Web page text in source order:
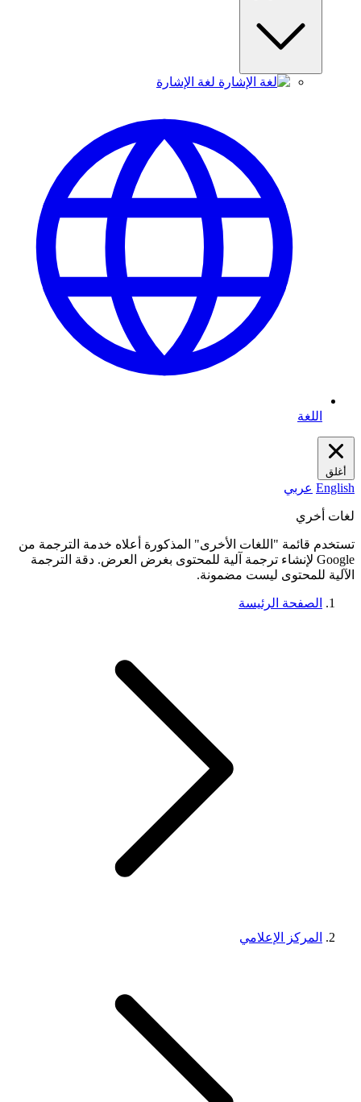
لغة الإشارة
اللغة
أغلق
English عربي
لغات أخري
تستخدم قائمة "اللغات الأخرى" المذكورة أعلاه خدمة الترجمة من
Google لإنشاء ترجمة آلية للمحتوى بغرض العرض. دقة الترجمة
الآلية للمحتوى ليست مضمونة.
الصفحة الرئيسة
المركز الإعلامي